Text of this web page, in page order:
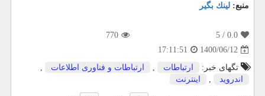
منبع: لینك بگیر
0.0
/ 5
770
1400/06/12
17:11:51
تگهای خبر:
ارتباطات , ارتباطات و فناوری اطلاعات
,
اندروید
, اینترنت